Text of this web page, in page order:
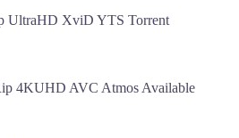
UltraHD XviD YTS Torrent
4KUHD AVC Atmos Available